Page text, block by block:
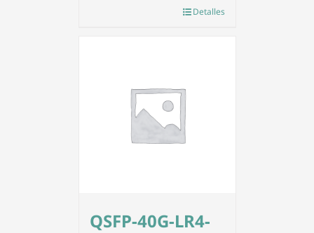
Detalles
QSFP-40G-LR4-